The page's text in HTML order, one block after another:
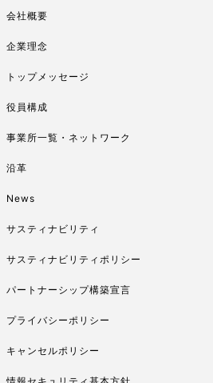
会社概要
企業理念
トップメッセージ
役員構成
事業所一覧・ネットワーク
沿革
News
サスティナビリティ
サスティナビリティポリシー
パートナーシップ構築宣言
プライバシーポリシー
キャンセルポリシー